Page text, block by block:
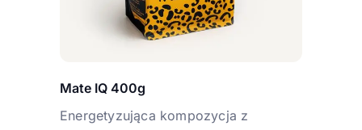
Mate IQ 400g
Energetyzująca kompozycja z